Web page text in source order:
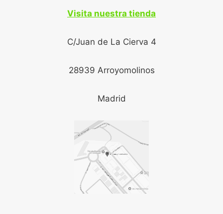
Visita nuestra tienda
C/Juan de La Cierva 4
28939 Arroyomolinos
Madrid